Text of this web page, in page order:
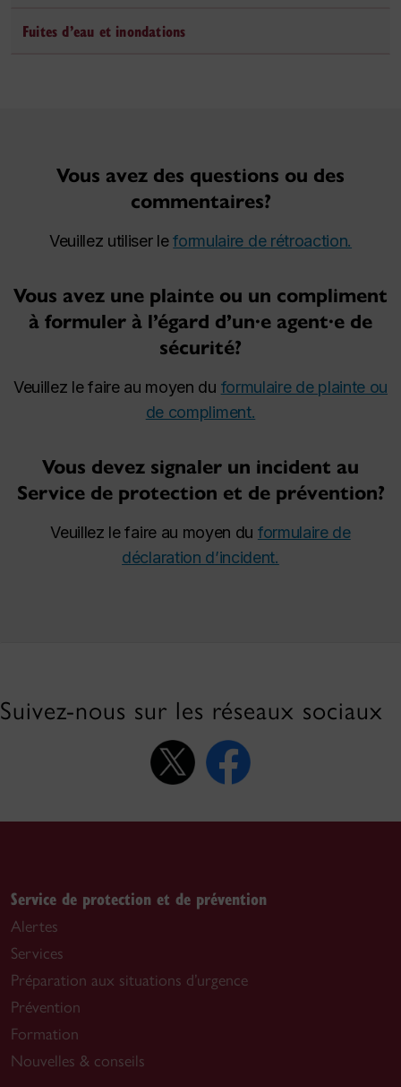
Fuites d’eau et inondations
Vous avez des questions ou des
commentaires?
Veuillez utiliser leformulaire de rétroaction.
Vous avez une plainte ou un compliment
à formuler à l’égard d’un·e agent·e de
sécurité?
Veuillez le faire au moyen du formulaire de plainte ou
de compliment.
Vous devez signaler un incident au
Service de protection et de prévention?
Veuillez le faire au moyen du formulaire de
déclaration d’incident.
Suivez-nous sur les réseaux sociaux
Service de protection et de prévention
Alertes
Services
Préparation aux situations d’urgence
Prévention
Formation
Nouvelles & conseils